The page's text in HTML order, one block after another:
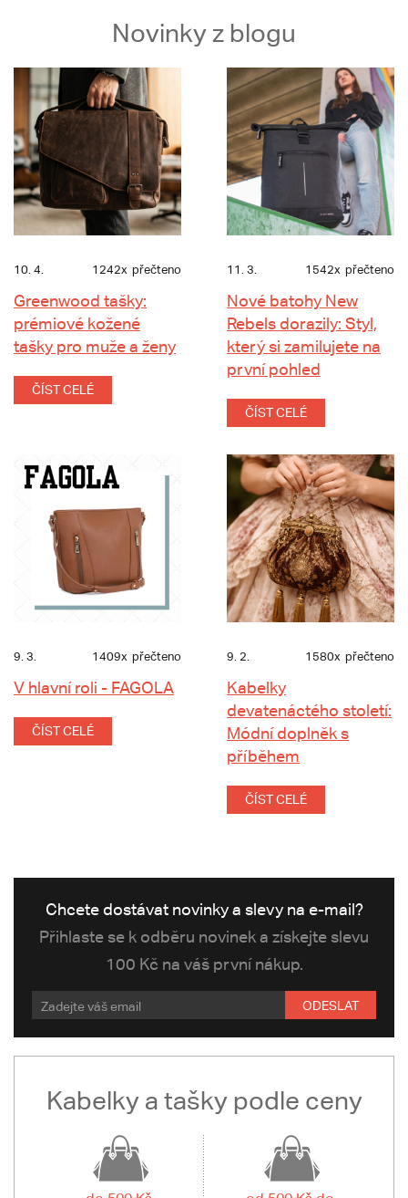
Novinky z blogu
10. 4. 1242x přečteno
Greenwood tašky:
prémiové kožené
tašky pro muže a ženy
ČÍST CELÉ
11. 3. 1542x přečteno
Nové batohy New
Rebels dorazily: Styl,
který si zamilujete na
první pohled
ČÍST CELÉ
9. 3. 1409x přečteno
V hlavní roli - FAGOLA
ČÍST CELÉ
9. 2. 1580x přečteno
Kabelky
devatenáctého století:
Módní doplněk s
příběhem
ČÍST CELÉ
Chcete dostávat novinky a slevy na e-mail?
Přihlaste se k odběru novinek a získejte slevu
100 Kč na váš první nákup.
ODESLAT
Kabelky a tašky podle ceny